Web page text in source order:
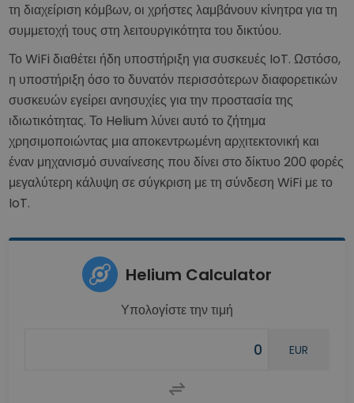
τη διαχείριση κόμβων, οι χρήστες λαμβάνουν κίνητρα για τη
συμμετοχή τους στη λειτουργικότητα του δικτύου.
Το WiFi διαθέτει ήδη υποστήριξη για συσκευές IoT. Ωστόσο,
η υποστήριξη όσο το δυνατόν περισσότερων διαφορετικών
συσκευών εγείρει ανησυχίες για την προστασία της
ιδιωτικότητας. Το Helium λύνει αυτό το ζήτημα
χρησιμοποιώντας μια αποκεντρωμένη αρχιτεκτονική και
έναν μηχανισμό συναίνεσης που δίνει στο δίκτυο 200 φορές
μεγαλύτερη κάλυψη σε σύγκριση με τη σύνδεση WiFi με το
IoT.
Helium Calculator
Υπολογίστε την τιμή
EUR